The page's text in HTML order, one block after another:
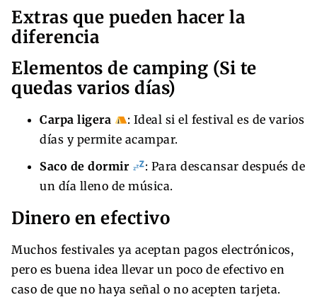
Extras que pueden hacer la
diferencia
Elementos de camping (Si te
quedas varios días)
Carpa ligera
: Ideal si el festival es de varios
días y permite acampar.
Saco de dormir
: Para descansar después de
un día lleno de música.
Dinero en efectivo
Muchos festivales ya aceptan pagos electrónicos,
pero es buena idea llevar un poco de efectivo en
caso de que no haya señal o no acepten tarjeta.